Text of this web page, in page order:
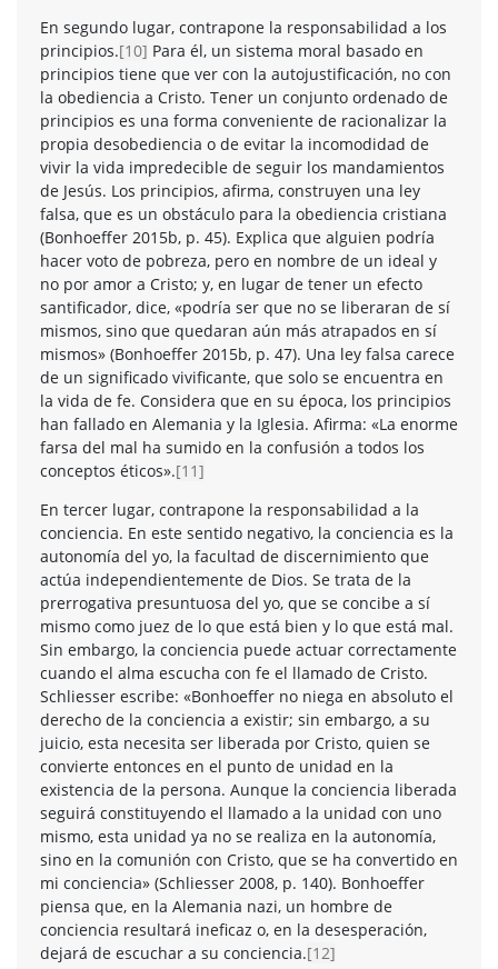
En segundo lugar, contrapone la responsabilidad a los
principios.[10] Para él, un sistema moral basado en
principios tiene que ver con la autojustificación, no con
la obediencia a Cristo. Tener un conjunto ordenado de
principios es una forma conveniente de racionalizar la
propia desobediencia o de evitar la incomodidad de
vivir la vida impredecible de seguir los mandamientos
de Jesús. Los principios, afirma, construyen una ley
falsa, que es un obstáculo para la obediencia cristiana
(Bonhoeffer 2015b, p. 45). Explica que alguien podría
hacer voto de pobreza, pero en nombre de un ideal y
no por amor a Cristo; y, en lugar de tener un efecto
santificador, dice, «podría ser que no se liberaran de sí
mismos, sino que quedaran aún más atrapados en sí
mismos» (Bonhoeffer 2015b, p. 47). Una ley falsa carece
de un significado vivificante, que solo se encuentra en
la vida de fe. Considera que en su época, los principios
han fallado en Alemania y la Iglesia. Afirma: «La enorme
farsa del mal ha sumido en la confusión a todos los
conceptos éticos».[11]
En tercer lugar, contrapone la responsabilidad a la
conciencia. En este sentido negativo, la conciencia es la
autonomía del yo, la facultad de discernimiento que
actúa independientemente de Dios. Se trata de la
prerrogativa presuntuosa del yo, que se concibe a sí
mismo como juez de lo que está bien y lo que está mal.
Sin embargo, la conciencia puede actuar correctamente
cuando el alma escucha con fe el llamado de Cristo.
Schliesser escribe: «Bonhoeffer no niega en absoluto el
derecho de la conciencia a existir; sin embargo, a su
juicio, esta necesita ser liberada por Cristo, quien se
convierte entonces en el punto de unidad en la
existencia de la persona. Aunque la conciencia liberada
seguirá constituyendo el llamado a la unidad con uno
mismo, esta unidad ya no se realiza en la autonomía,
sino en la comunión con Cristo, que se ha convertido en
mi conciencia» (Schliesser 2008, p. 140). Bonhoeffer
piensa que, en la Alemania nazi, un hombre de
conciencia resultará ineficaz o, en la desesperación,
dejará de escuchar a su conciencia.[12]